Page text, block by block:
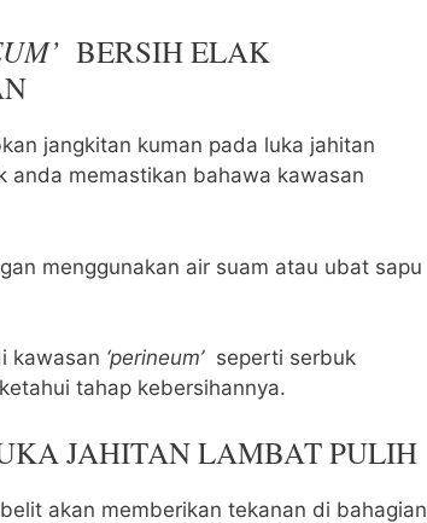
BERSIH ELAK
jangkitan kuman pada luka jahitan
anda memastikan bahawa kawasan
menggunakan air suam atau ubat sapu
kawasan ‘perineum’seperti serbuk
tahap kebersihannya.
JAHITAN LAMBAT PULIH
akan memberikan tekanan di bahagian